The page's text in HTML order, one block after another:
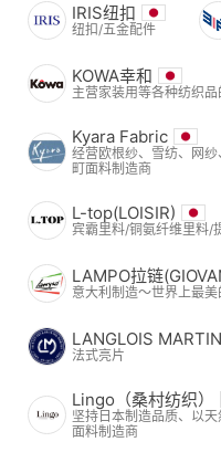
IRIS纽扣
纽扣/五金配件
KOWA幸和
主营家装用等各种纺织
Kyara Fabric
经营欧根纱、雪纺、网
町面料制造商
L-top(LOISIR)
宾霸里料/铜氨纤维里料/
LAMPO拉链
意大利制造～世界上最
LANGLOIS MARTIN
法式亮片
Lingo（桑村纺织）
坚持日本制造品质、以
面料制造商